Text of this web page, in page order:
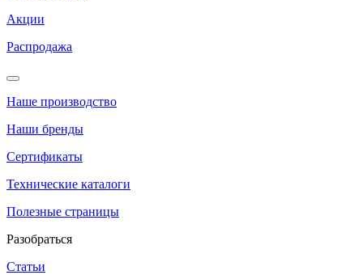
Акции
Распродажа
Наше производство
Наши бренды
Сертификаты
Технические каталоги
Полезные страницы
Разобраться
Статьи